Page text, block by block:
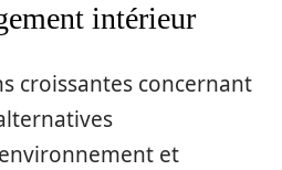
intérieur
croissantes concernant
et